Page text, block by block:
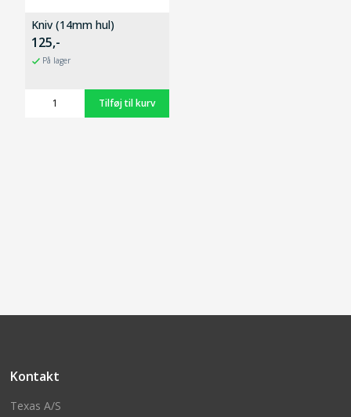
Kniv (14mm hul)
125,-
På lager
Kontakt
Texas A/S